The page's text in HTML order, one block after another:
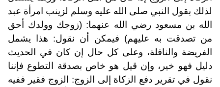
لذلك بقول النبي صلى الله عليه وسلم لزينب امرأة عبد
الله بن مسعود رضي الله عنهما: (زوجك وولدك أحق
من تصدقت به عليهم) فيمكن أن نقول: هذا يشمل
الفريضة والنافلة، وعلى كل حال إن كان في الحديث
دليل فهو خير، وإن قيل هو خاص بصدقة التطوع فإننا
نقول في تقرير دفع الزكاة إلى الزوج: الزوج فقير ففيه